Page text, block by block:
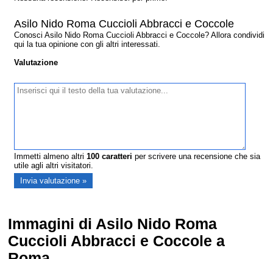
Asilo Nido Roma Cuccioli Abbracci e Coccole
Conosci Asilo Nido Roma Cuccioli Abbracci e Coccole? Allora condividi
qui la tua opinione con gli altri interessati.
Valutazione
Immetti almeno altri100 caratteri per scrivere una recensione che sia
utile agli altri visitatori.
Immagini di Asilo Nido Roma
Cuccioli Abbracci e Coccole a